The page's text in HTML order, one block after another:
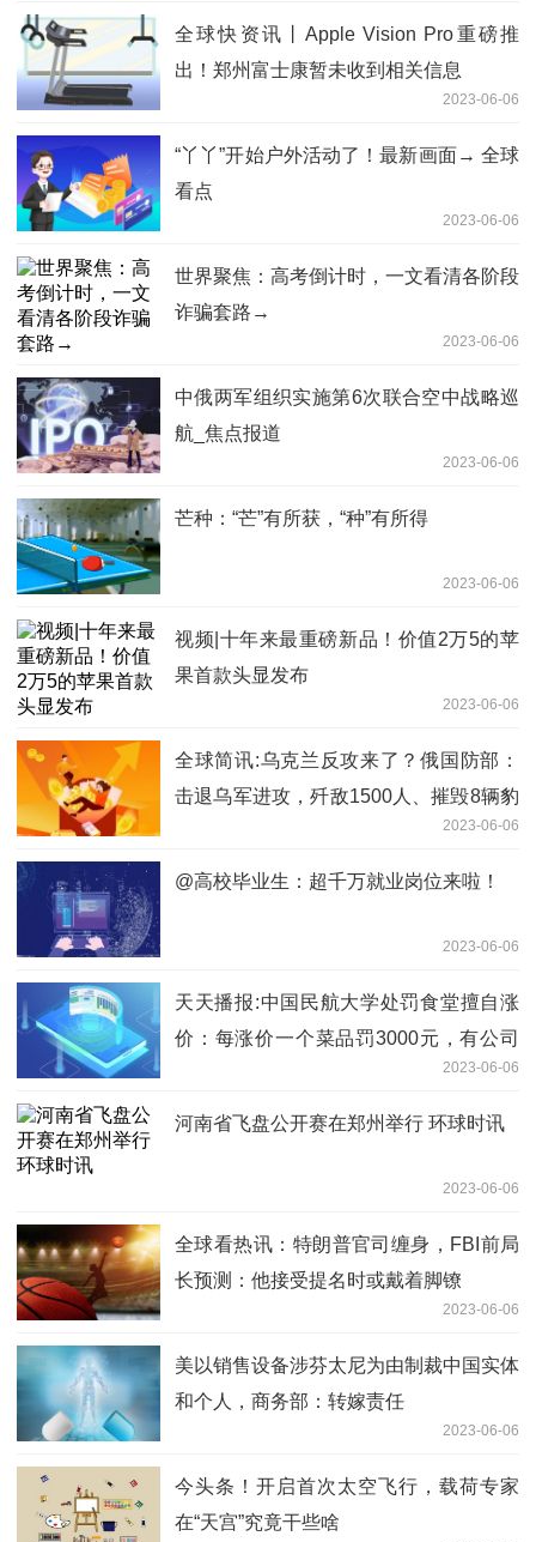
全球快资讯丨Apple Vision Pro重磅推
出！郑州富士康暂未收到相关信息
2023-06-06
“丫丫”开始户外活动了！最新画面→ 全球
看点
2023-06-06
世界聚焦：高考倒计时，一文看清各阶段
诈骗套路→
2023-06-06
中俄两军组织实施第6次联合空中战略巡
航_焦点报道
2023-06-06
芒种：“芒”有所获，“种”有所得
2023-06-06
视频|十年来最重磅新品！价值2万5的苹
果首款头显发布
2023-06-06
全球简讯:乌克兰反攻来了？俄国防部：
击退乌军进攻，歼敌1500人、摧毁8辆豹
2023-06-06
@高校毕业生：超千万就业岗位来啦！
2023-06-06
天天播报:中国民航大学处罚食堂擅自涨
价：每涨价一个菜品罚3000元，有公司
2023-06-06
河南省飞盘公开赛在郑州举行 环球时讯
2023-06-06
全球看热讯：特朗普官司缠身，FBI前局
长预测：他接受提名时或戴着脚镣
2023-06-06
美以销售设备涉芬太尼为由制裁中国实体
和个人，商务部：转嫁责任
2023-06-06
今头条！开启首次太空飞行，载荷专家
在“天宫”究竟干些啥